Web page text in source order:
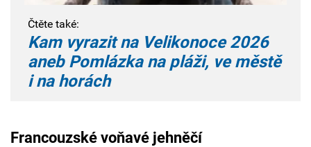
Čtěte také:
Kam vyrazit na Velikonoce 2026
aneb Pomlázka na pláži, ve městě
i na horách
Francouzské voňavé jehněčí